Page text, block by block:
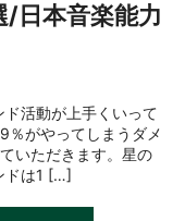
日本音楽能力
活動が上手くいって
％がやってしまうダメ
いただきます。星の
ドは1 […]